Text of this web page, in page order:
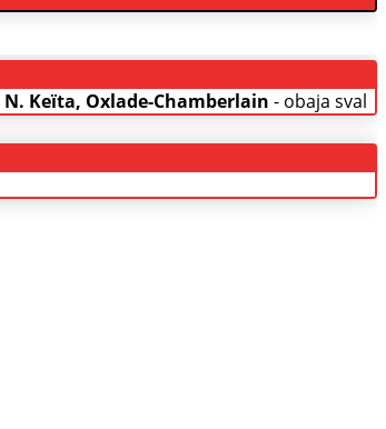
N. Keïta, Oxlade-Chamberlain - obaja sval